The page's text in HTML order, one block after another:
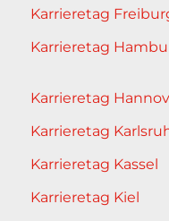
Karrieretag
Karrieretag
Karrieretag
Karrieretag
Karrieretag Kassel
Karrieretag Kiel